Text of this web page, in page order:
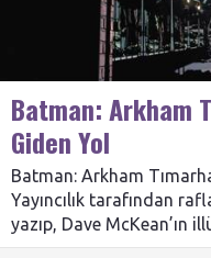
Batman: Arkham
Giden Yol
Batman: Arkham
Yayıncılık tarafından
yazıp, Dave McKean’ın